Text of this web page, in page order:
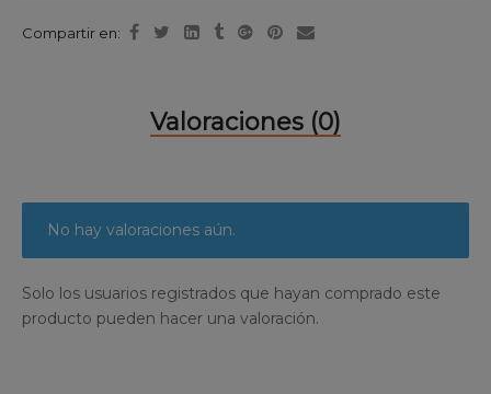
Compartir en:
Valoraciones (0)
No hay valoraciones aún.
Solo los usuarios registrados que hayan comprado este
producto pueden hacer una valoración.